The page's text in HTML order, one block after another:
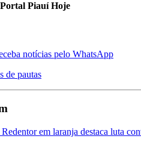
Piauí Hoje
notícias pelo WhatsApp
de pautas